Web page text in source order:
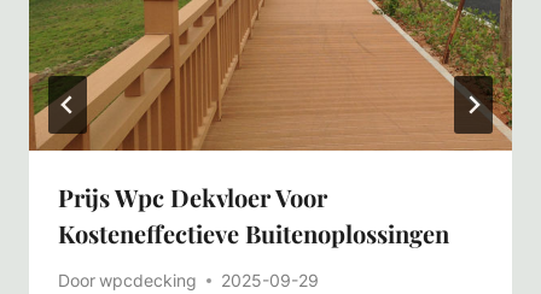
Prijs Wpc Dekvloer Voor
Kosteneffectieve Buitenoplossingen
Doorwpcdecking 2025-09-29